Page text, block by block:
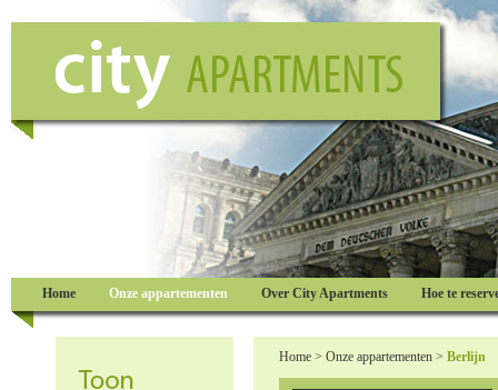
Home > Onze appartementen > Berlijn
Home Onze appartementen Over City Apartments Hoe te